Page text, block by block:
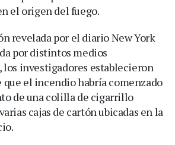
el origen del fuego.
revelada por el diario New York
por distintos medios
los investigadores establecieron
el incendio habría comenzado
de una colilla de cigarrillo
cajas de cartón ubicadas en la